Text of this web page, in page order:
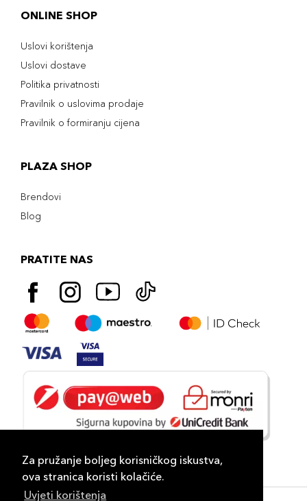
Za pružanje boljeg korisničkog iskustva,
ova stranica koristi kolačiće.
Uvjeti korištenja
ONLINE SHOP
Uslovi korištenja
Uslovi dostave
Politika privatnosti
Pravilnik o uslovima prodaje
Pravilnik o formiranju cijena
PLAZA SHOP
Brendovi
Blog
PRATITE NAS